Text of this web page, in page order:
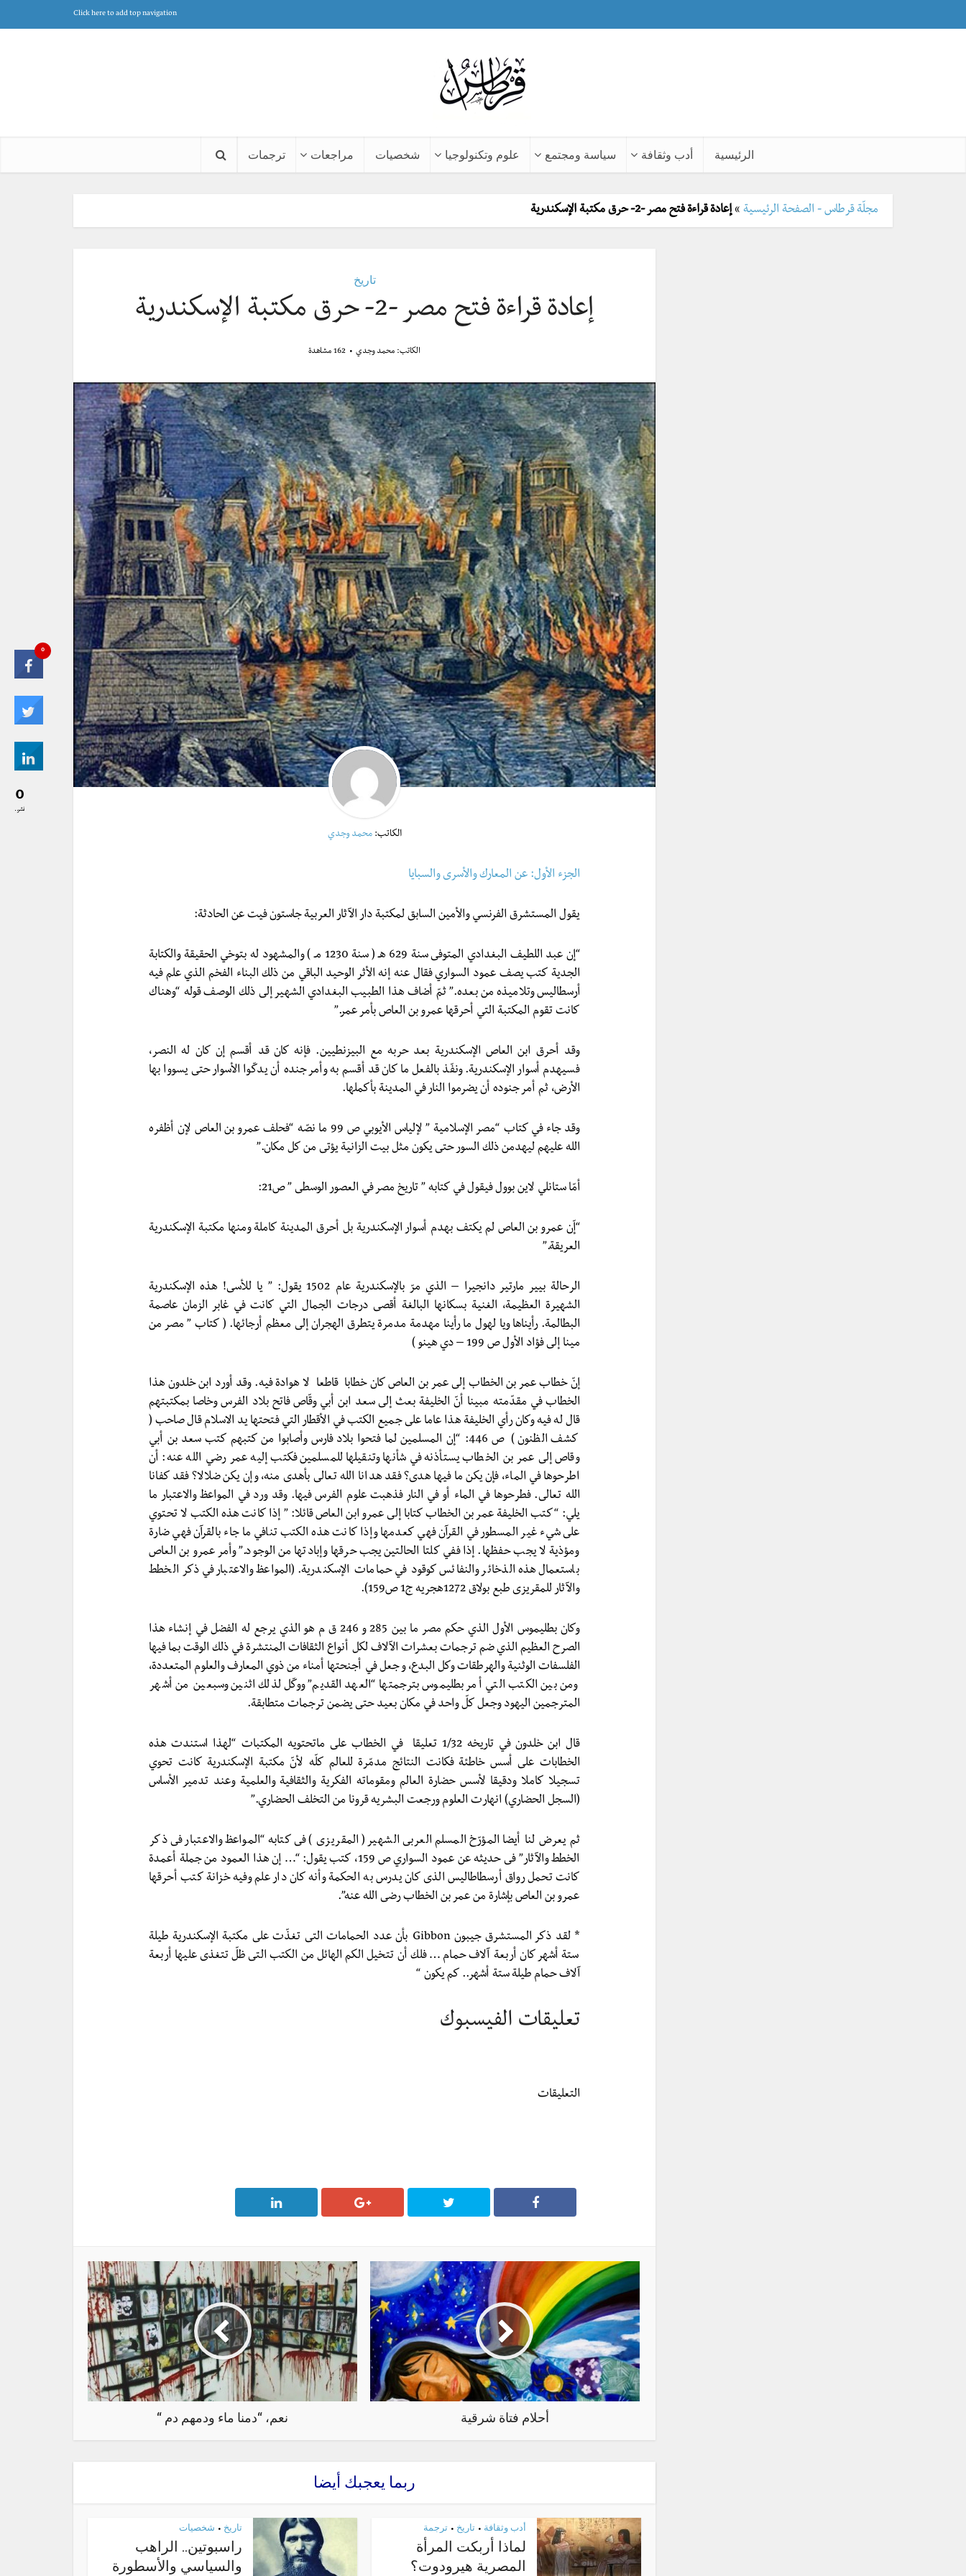
Click here to add top navigation
الرئيسية أدب وثقافة سياسة ومجتمع علوم وتكنولوجيا شخصيات مراجعات ترجمات
مجلّة قرطاس - الصفحة الرئيسية »إعادة قراءة فتح مصر -2- حرق مكتبة الإسكندرية
تاريخ
إعادة قراءة فتح مصر -2- حرق مكتبة الإسكندرية
الكاتب: محمد وجدي 162 مشاهدة
الكاتب:محمد وجدي
الجزء الأول: عن المعارك والأسرى والسبايا
يقول المستشرق الفرنسي والأمين السابق لمكتبة دار الآثار العربية جاستون فيت عن الحادثة:
“إن عبد اللطيف البغدادي المتوفى سنة 629 هـ ( سنة 1230 مـ ) والمشهود له بتوخي الحقيقة والكتابة
الجدية كتب يصف عمود السواري فقال عنه إنه الأثر الوحيد الباقي من ذلك البناء الفخم الذي علم فيه
أرسطاليس وتلاميذه من بعده.” ثمّ أضاف هذا الطبيب البغدادي الشهير إلى ذلك الوصف قوله “وهناك
كانت تقوم المكتبة التي أحرقها عمرو بن العاص بأمر عمر.”
وقد أحرق ابن العاص الإسكندرية بعد حربه مع البيزنطيين. فإنه كان قد أقسم إن كان له النصر،
فسيهدم أسوار الإسكندرية. ونفّذ بالفعل ما كان قد أقسم به وأمر جنده أن يدكّوا الأسوار حتى يسووا بها
الأرض، ثم أمر جنوده أن يضرموا النار في المدينة بأكملها.
وقد جاء في كتاب “مصر الإسلامية ” لإلياس الأيوبي ص 99 ما نصّه “فحلف عمرو بن العاص لإن أظفره
الله عليهم ليهدمن ذلك السور حتى يكون مثل بيت الزانية يؤتى من كل مكان.”
أمّا ستانلي لاين بوول فيقول في كتابه ” تاريخ مصر في العصور الوسطى ” ص21:
“إّن عمرو بن العاص لم يكتف بهدم أسوار الإسكندرية بل أحرق المدينة كاملة ومنها مكتبة الإسكندرية
العريقة.”
الرحالة بيير مارتير دانجيرا – الذي مرّ بالإسكندرية عام 1502 يقول: ” يا للأسى! هذه الإسكندرية
الشهيرة العظيمة، الغنية بسكانها البالغة أقصى درجات الجمال التي كانت في غابر الزمان عاصمة
البطالمة. رأيناها ويا لهول ما رأينا مهدمة مدمرة يتطرق الهجران إلى معظم أرجائها. ( كتاب ” مصر من
مينا إلى فؤاد الأول ص 199 – دي هينو )
إنّ خطاب عمر بن الخطاب إلى عمر بن العاص كان خطابا قاطعا لا هوادة فيه. وقد أورد ابن خلدون هذا
الخطاب في مقدّمته مبينا أنّ الخليفة بعث إلى سعد ابن أبي وقّاص فاتح بلاد الفرس وخاصا بمكتبتهم
قال له فيه وكان رأي الخليفة هذا عاما على جميع الكتب في الأقطار التي فتحتها يد الاسلام قال صاحب (
كشف الظنون ) ص 446: “إن المسلمين لما فتحوا بلاد فارس وأصابوا من كتبهم كتب سعد بن أبي
وقاص إلى عمر بن الخطاب يستأذنه في شأنها وتنقيلها للمسلمين فكتب إليه عمر رضي الله عنه: أن
اطرحوها في الماء، فإن يكن ما فيها هدى؟ فقد هدانا الله تعالى بأهدى منه، وإن يكن ضلالا؟ فقد كفانا
الله تعالى. فطرحوها في الماء أو في النار فذهبت علوم الفرس فيها. وقد ورد في المواعظ والاعتبار ما
يلي: “كتب الخليفة عمر بن الخطاب كتابا إلى عمرو ابن العاص قائلا: ” إذا كانت هذه الكتب لا تحتوي
على شيء غير المسطور في القرآن فهي كعدمها وإذا كانت هذه الكتب تنافي ما جاء بالقرآن فهي ضارة
ومؤذية لا يجب حفظها. إذا ففي كلتا الحالتين يجب حرقها وإبادتها من الوجود.” وأمر عمرو بن العاص
باستعمال هذه الذخائر والنفائس كوقود في حمامات الإسكندرية. (المواعظ والاعتبار في ذكر الخطط
والآثار للمقريزى طبع بولاق 1272هجريه ج1 ص159).
وكان بطليموس الأول الذي حكم مصر ما بين 285 و 246 ق م هو الذي يرجع له الفضل في إنشاء هذا
الصرح العظيم الذي ضم ترجمات بعشرات الآلاف لكل أنواع الثقافات المنتشرة في ذلك الوقت بما فيها
الفلسفات الوثنية والهرطقات وكل البدع، و جعل في أجنحتها أمناء من ذوي المعارف والعلوم المتعددة،
ومن بين الكتب التي أمر بطليموس بترجمتها “العهد القديم” ووكّل لذلك اثنين وسبعين من أشهر
المترجمين اليهود وجعل كلّ واحد في مكان بعيد حتى يضمن ترجمات متطابقة.
قال ابن خلدون في تاريخه 1/32 تعليقا في الخطاب على ماتحتويه المكتبات “لهذا استندت هذه
الخطابات على أسس خاطئة فكانت النتائج مدمّرة للعالم كلّه لأنّ مكتبة الإسكندرية كانت تحوي
تسجيلا كاملا ودقيقا لأسس حضارة العالم ومقوماته الفكرية والثقافية والعلمية وعند تدمير الأساس
(السجل الحضاري) انهارت العلوم ورجعت البشريه قرونا من التخلف الحضاري.”
ثم يعرض لنا أيضا المؤرّخ المسلم العربى الشهير ( المقريزى ) فى كتابه “المواعظ والاعتبار فى ذكر
الخطط والآثار” فى حديثه عن عمود السواري ص 159، كتب يقول: “… إن هذا العمود من جملة أعمدة
كانت تحمل رواق أرسطاطاليس الذى كان يدرس به الحكمة وأنه كان دار علم وفيه خزانة كتب أحرقها
عمرو بن العاص بإشارة من عمر بن الخطاب رضى الله عنه”.
* لقد ذكر المستشرق جيبون Gibbon بأن عدد الحمامات التى تغذّت على مكتبة الإسكندرية طيلة
ستة أشهر كان أربعة آلاف حمام … فلك أن تتخيل الكم الهائل من الكتب التى ظلّ تتغذى عليها أربعة
آلاف حمام طيلة ستة أشهر.. كم يكون “
تعليقات الفيسبوك
التعليقات
نعم، “دمنا ماء ودمهم دم “ أحلام فتاة شرقية
ربما يعجبك أيضا
أدب وثقافة • تاريخ • ترجمة
لماذا أربكت المرأة
المصرية هيرودوت؟
تاريخ • شخصيات
راسبوتين.. الراهب
والسياسي والأسطورة
0
0
نشر..